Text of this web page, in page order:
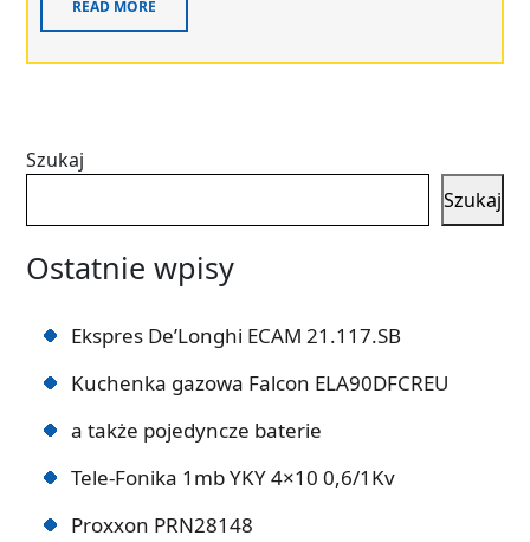
READ MORE
Szukaj
Szukaj
Ostatnie wpisy
Ekspres De’Longhi ECAM 21.117.SB
Kuchenka gazowa Falcon ELA90DFCREU
a także pojedyncze baterie
Tele-Fonika 1mb YKY 4×10 0,6/1Kv
Proxxon PRN28148